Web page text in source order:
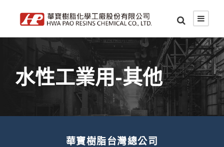
水性工業用-其他
華寶樹脂台灣總公司